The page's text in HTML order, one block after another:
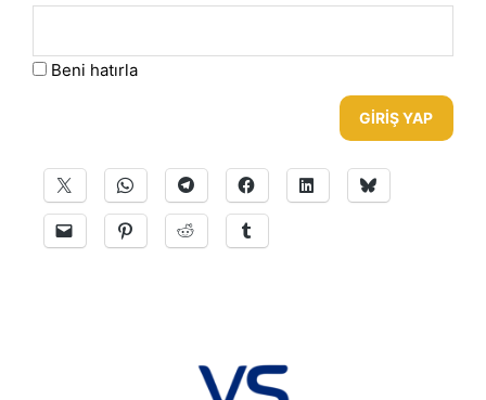
Beni hatırla
GIRIŞ YAP